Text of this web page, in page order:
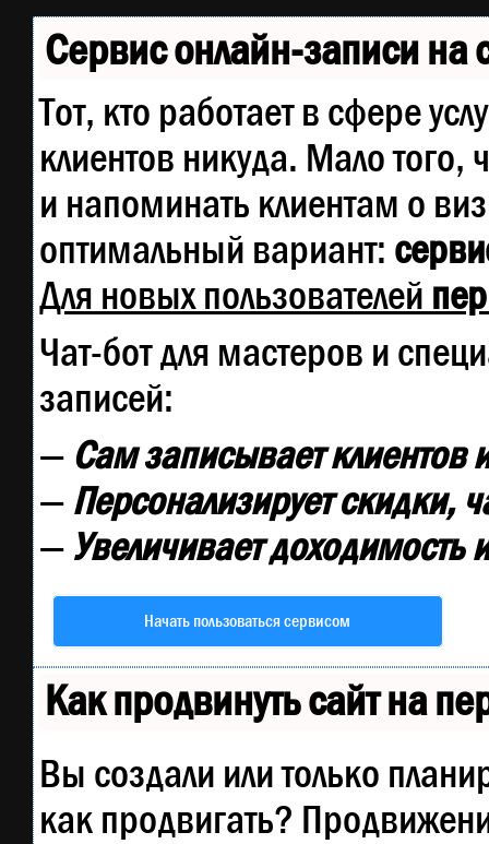
Сервис онлайн-записи на
Тот, кто работает в сфере
клиентов никуда. Мало того,
и напоминать клиентам о
оптимальный вариант:
Для новых пользователей
Чат-бот для мастеров и
записей:
— Сам записывает клиентов
— Персонализирует скидки,
— Увеличивает доходимость
Начать пользоваться сервисом
Как продвинуть сайт на
Вы создали или только
как продвигать?